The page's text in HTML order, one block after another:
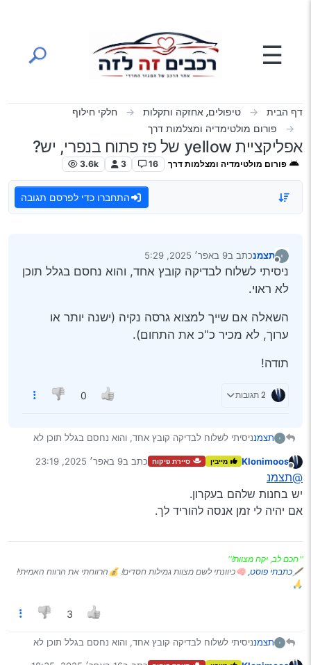
☰
דף הבית טיפולים, אחזקה ותקלות
חלקי חילוף
פורום מולטימדיה ומצלמות דרך
אפליקציית yellow של פז פתוח בנפרי, יש?
פורום מולטימדיה ומצלמות דרך 16
3
3.6k
התחברו כדי לפרסם תגובה
תצמנכתב ב9 באפר׳ 2025, 5:29
נערך לאחרונה על ידי
ניסיתי לשלוח לבדיקה קובץ אחד, והוא נחסם בגלל תוכן
לא ראוי.
השאלה אם שייך למצוא גרסה נקיה (ישנה יותר או
ערוך, לא מכיר כ"כ את התחום).
תודה!
2 תגובות 0
תצמנניסיתי לשלוח לבדיקה קובץ אחד, והוא נחסם בגלל תוכן לא
השאלה אם שייך למצוא גרסה נקיה (ישנה יותר או ערוך, לא
תודה!
Klonimoos מייבין סיירת פיקוח כתב ב9 באפר׳ 2025, 23:19
נערך לאחרונה על ידי
@תצמנ
יש בחנות שלהם בעקרון.
אם יהיה לי זמן אנסה להוריד לך.
''חכם לב, יקח מצוות!''
🖋 כתבתי פוסט, 🧠כיוונתי לשם מצוות גמילות חסדים! 💰הרווחתי את הרווח האמיתי!
🙏
3
תצמנניסיתי לשלוח לבדיקה קובץ אחד, והוא נחסם בגלל תוכן לא